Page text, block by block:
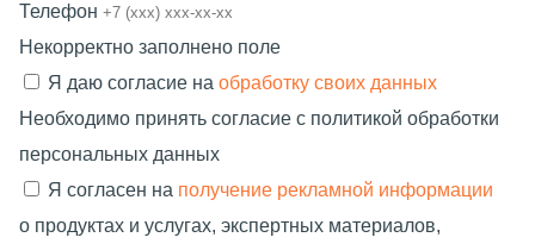
Телефон
Некорректно заполнено поле
Я даю согласие на обработку своих данных
Необходимо принять согласие с политикой обработки
персональных данных
Я согласен на получение рекламной информации
о продуктах и услугах, экспертных материалов,